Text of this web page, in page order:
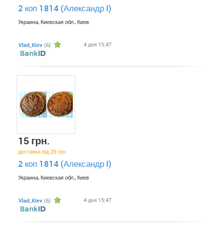
2 коп 1814 (Александр I)
Украина, Киевская обл., Киев
Vlad_Kiev (6) 4 дня 15:47
15 грн.
доставка від 20 грн.
2 коп 1814 (Александр I)
Украина, Киевская обл., Киев
Vlad_Kiev (6) 4 дня 15:47